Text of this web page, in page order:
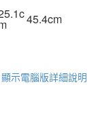
45.4cm
顯示電腦版詳細說明